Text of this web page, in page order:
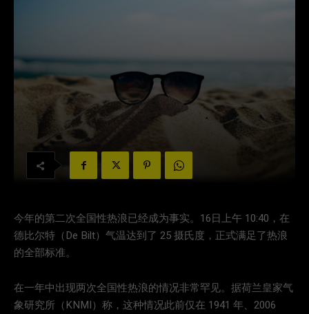
今年的第二次全国性热浪已经成为事实。16日上午 10:40，在
德比尔特（De Bilt）气温达到了 25 摄氏度，正式满足了热浪
的全部标准。
在一年中出现两次全国性热浪的情况非常罕见。据荷兰皇家气
象研究所（KNMI）称，这种情况此前仅在 1941 年、2006